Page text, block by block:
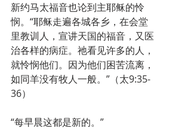
新约马太福音也论到主耶稣的怜
悯。“耶稣走遍各城各乡，在会堂
里教训人，宣讲天国的福音，又医
治各样的病症。祂看见许多的人，
就怜悯他们。因为他们困苦流离，
如同羊没有牧人一般。”（太9:35-
36）
“每早晨这都是新的。”